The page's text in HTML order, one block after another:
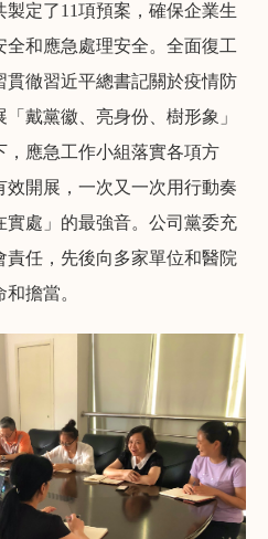
定了11項預案，確保企業生
和應急處理安全。全面復工
徹習近平總書記關於疫情防
戴黨徽、亮身份、樹形象」
應急工作小組落實各項方
開展，一次又一次用行動奏
處」的最強音。公司黨委充
任，先後向多家單位和醫院
擔當。